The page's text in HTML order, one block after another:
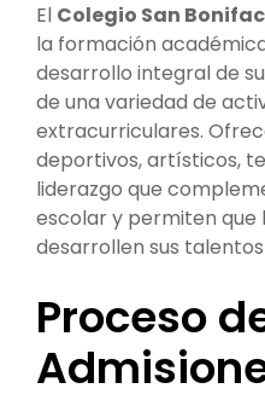
El Colegio San
la formación
desarrollo integral de
de una variedad de
extracurriculares.
deportivos, artísticos,
liderazgo que
escolar y permiten que
desarrollen sus
Proceso